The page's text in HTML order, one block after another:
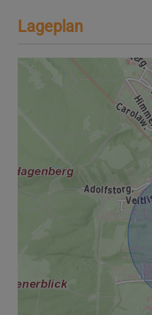
Lageplan